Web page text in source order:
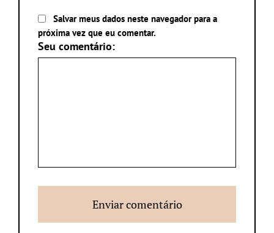
Salvar meus dados neste navegador para a
próxima vez que eu comentar.
Seu comentário: